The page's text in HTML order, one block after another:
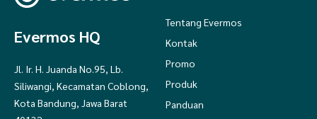
Evermos HQ
Jl. Ir. H. Juanda No.95, Lb.
Siliwangi, Kecamatan Coblong,
Kota Bandung, Jawa Barat
Tentang Evermos
Kontak
Promo
Produk
Panduan